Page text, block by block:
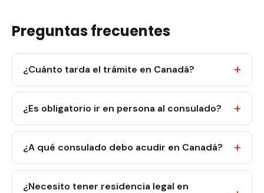
Preguntas frecuentes
¿Cuánto tarda el trámite en Canadá?
¿Es obligatorio ir en persona al consulado?
¿A qué consulado debo acudir en Canadá?
¿Necesito tener residencia legal en